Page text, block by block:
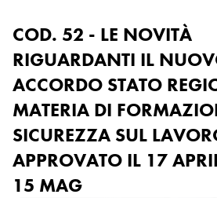
COD. 52 - LE NOVITÀ
RIGUARDANTI IL
ACCORDO STATO
MATERIA DI
SICUREZZA SUL
APPROVATO IL 17
15 MAG